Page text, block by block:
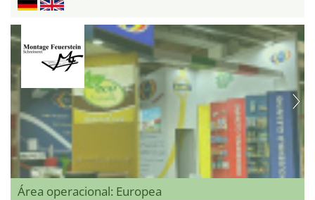
Área operacional: Europea